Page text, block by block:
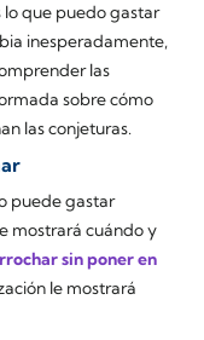
lo que puedo gastar
inesperadamente,
las
sobre cómo
las conjeturas.
puedegastar
mostrará cuándo y
sin poner en
le mostrará